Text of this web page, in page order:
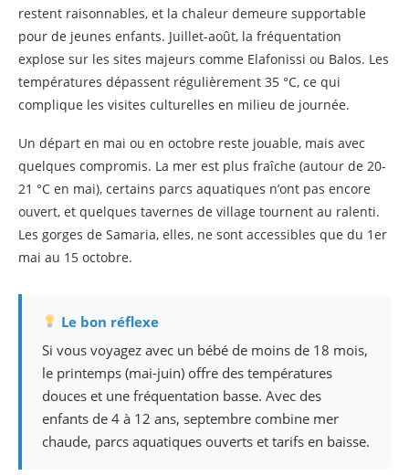
restent raisonnables, et la chaleur demeure supportable
pour de jeunes enfants. Juillet-août, la fréquentation
explose sur les sites majeurs comme Elafonissi ou Balos. Les
températures dépassent régulièrement 35 °C, ce qui
complique les visites culturelles en milieu de journée.
Un départ en mai ou en octobre reste jouable, mais avec
quelques compromis. La mer est plus fraîche (autour de 20-
21 °C en mai), certains parcs aquatiques n’ont pas encore
ouvert, et quelques tavernes de village tournent au ralenti.
Les gorges de Samaria, elles, ne sont accessibles que du 1er
mai au 15 octobre.
Le bon réflexe
Si vous voyagez avec un bébé de moins de 18 mois,
le printemps (mai-juin) offre des températures
douces et une fréquentation basse. Avec des
enfants de 4 à 12 ans, septembre combine mer
chaude, parcs aquatiques ouverts et tarifs en baisse.